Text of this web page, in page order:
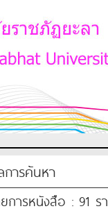
ารค้นหา
การหนังสือ : 91 ร